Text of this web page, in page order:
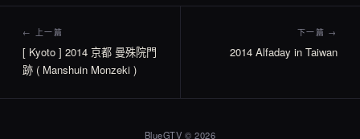
← 上一篇
[ Kyoto ] 2014 京都 曼殊院門
跡 ( Manshuin Monzeki )
下一篇 →
2014 Alfaday in Taiwan
BlueGTV © 2026